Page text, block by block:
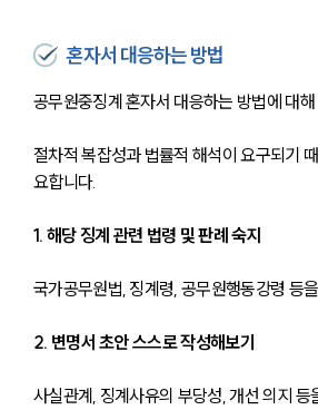
혼자서 대응하는 방법
공무원중징계 혼자서 대응하는 방법에 대
절차적 복잡성과 법률적 해석이 요구되기
요합니다.
1. 해당 징계 관련 법령 및 판례 숙지
국가공무원법, 징계령, 공무원행동강령 등
2. 변명서 초안 스스로 작성해보기
사실관계, 징계사유의 부당성, 개선 의지 등